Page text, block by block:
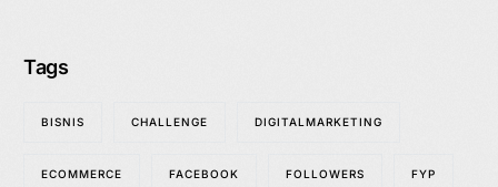
Tags
BISNIS CHALLENGE DIGITALMARKETING
ECOMMERCE FACEBOOK FOLLOWERS FYP